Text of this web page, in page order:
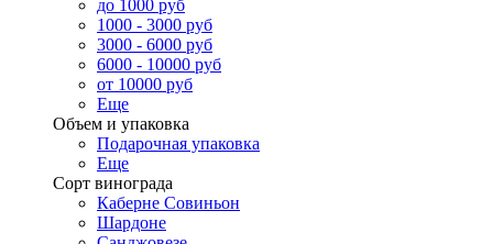
до 1000 руб
1000 - 3000 руб
3000 - 6000 руб
6000 - 10000 руб
от 10000 руб
Еще
Объем и упаковка
Подарочная упаковка
Еще
Сорт винограда
Каберне Совиньон
Шардоне